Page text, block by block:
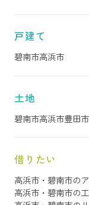
戸建て
碧南市高浜市
土地
碧南市高浜市豊田市
借りたい
高浜市・碧南市の
高浜市・碧南市の